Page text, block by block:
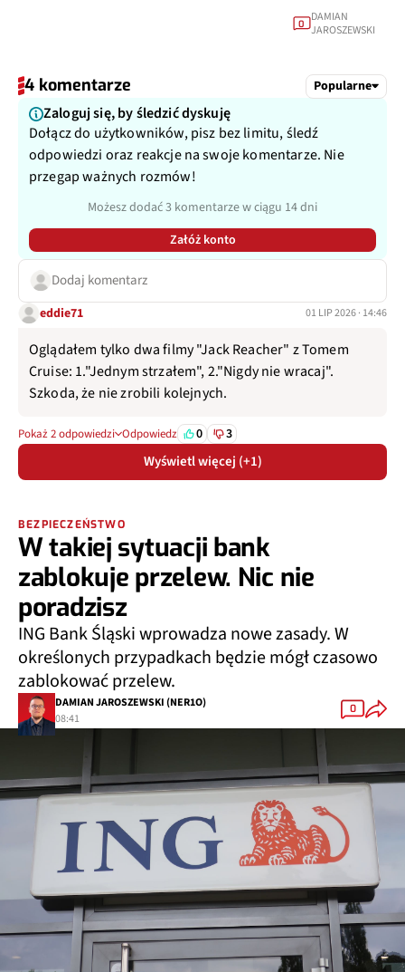
0 DAMIAN
JAROSZEWSKI
4 komentarze Popularne
Zaloguj się, by śledzić dyskuję
Dołącz do użytkowników, pisz bez limitu, śledź
odpowiedzi oraz reakcje na swoje komentarze. Nie
przegap ważnych rozmów!
Możesz dodać 3 komentarze w ciągu 14 dni
Załóż konto
Dodaj komentarz
eddie71 01 LIP 2026 · 14:46
Oglądałem tylko dwa filmy "Jack Reacher" z Tomem
Cruise: 1."Jednym strzałem", 2."Nigdy nie wracaj".
Szkoda, że nie zrobili kolejnych.
Pokaż 2 odpowiedzi Odpowiedz 0 3
Wyświetl więcej (+1)
BEZPIECZEŃSTWO
W takiej sytuacji bank
zablokuje przelew. Nic nie
poradzisz
ING Bank Śląski wprowadza nowe zasady. W
określonych przypadkach będzie mógł czasowo
zablokować przelew.
DAMIAN JAROSZEWSKI (NER1O)
08:41
0